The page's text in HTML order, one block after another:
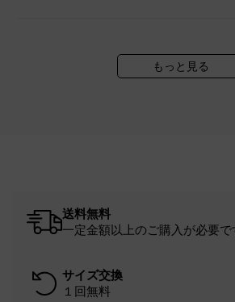
もっと見る
送料無料
一定金額以上のご購入が必要
サイズ交換
１回無料